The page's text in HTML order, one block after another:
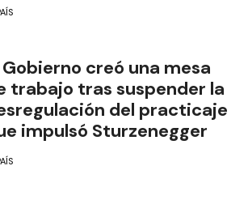
Gobierno creó una mesa
trabajo tras suspender la
del practicaje
impulsó Sturzenegger